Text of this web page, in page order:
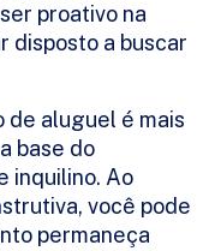
proativo na
disposto a buscar
de aluguel é mais
base do
inquilino. Ao
você pode
permaneça